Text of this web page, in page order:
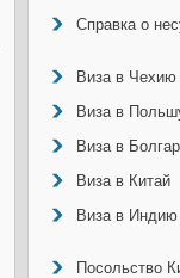
Справка о
Виза в Чехию
Виза в
Виза в
Виза в Китай
Виза в Индию
Посольство